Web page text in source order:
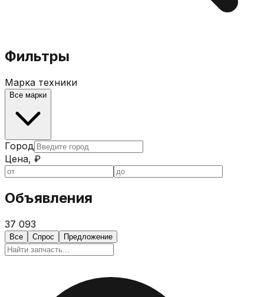
Фильтры
Марка техники
Все марки
Город
Цена, ₽
Объявления
37 093
Все Спрос Предложение